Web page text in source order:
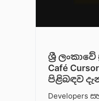
ශ්‍රී
Café
පිළිබඳව